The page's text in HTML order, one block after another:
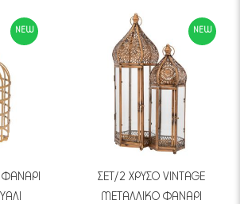
NEW NEW
ΣΕΤ/2 ΧΡΥΣΟ VINTAGE
ΜΕΤΑΛΛΙΚΟ ΦΑΝΑΡΙ